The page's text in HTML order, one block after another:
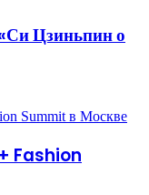
Цзиньпин о
Fashion